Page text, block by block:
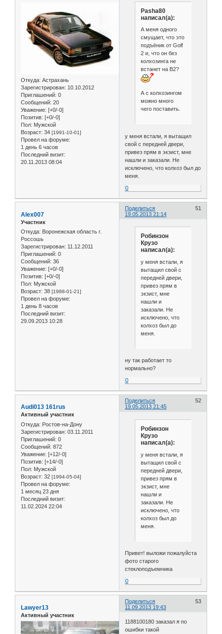
Откуда: Астрахань
Зарегистрирован: 10.10.2012
Приглашений: 0
Сообщений: 20
Уважение: [+0/-0]
Позитив: [+0/-0]
Пол: Мужской
Возраст: 34 [1991-10-01]
Провел на форуме:
1 день 6 часов
Последний визит:
20.11.2013 08:04
Pasha80
написал(а):
А меня одного
смущает, что это
подъёник от Golf
2 и, что он без
колхозинга не
встанет на B2?
А с колхозингом
можно много
чего поставить.
у меня встали, я вытащил
свой с передней двери,
привез прям в экзист, мне
нашли и заказали. Не
исключено, что колхоз был до
меня.
0
Поделиться
51
19.05.2013 21:14
Alex007
Участник
Откуда: Воронежская область г.
Россошь
Зарегистрирован: 11.12.2011
Приглашений: 0
Сообщений: 36
Уважение: [+0/-0]
Позитив: [+0/-0]
Пол: Мужской
Возраст: 38 [1988-01-21]
Провел на форуме:
1 день 8 часов
Последний визит:
29.09.2013 10:28
Робинзон
Крузо
написал(а):
у меня встали, я
вытащил свой с
передней двери,
привез прям в
экзист, мне
нашли и
заказали. Не
исключено, что
колхоз был до
меня.
ну так работает то
нормально?
0
Поделиться
52
19.05.2013 21:45
Audi013 161rus
Активный участник
Откуда: Ростов-на-Дону
Зарегистрирован: 03.11.2011
Приглашений: 0
Сообщений: 872
Уважение: [+12/-0]
Позитив: [+14/-0]
Пол: Мужской
Возраст: 32 [1994-05-04]
Провел на форуме:
1 месяц 23 дня
Последний визит:
11.02.2024 22:04
Робинзон
Крузо
написал(а):
у меня встали, я
вытащил свой с
передней двери,
привез прям в
экзист, мне
нашли и
заказали. Не
исключено, что
колхоз был до
меня.
Привет! выложи пожалуйста
фото старого
стеклоподъемника
0
Поделиться
53
11.09.2013 19:43
Lawyer13
Активный участник
1188100180 заказал я по
ошибки такой